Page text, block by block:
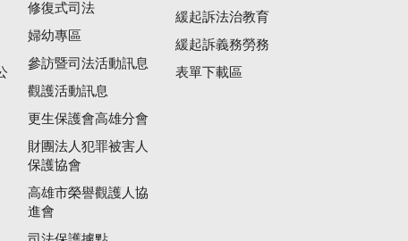
修復式司法
婦幼專區
參訪暨司法活動訊息
觀護活動訊息
更生保護會高雄分會
財團法人犯罪被害人
保護協會
高雄市榮譽觀護人協
進會
緩起訴法治教育
緩起訴義務勞務
表單下載區